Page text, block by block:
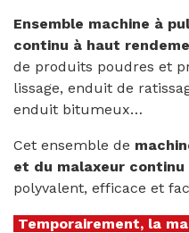
Ensemble machine à
continu à haut
de produits poudres et
lissage, enduit de
enduit bitumeux…
Cet ensemble de
et du malaxeur continu
polyvalent, efficace et
Temporairement, la